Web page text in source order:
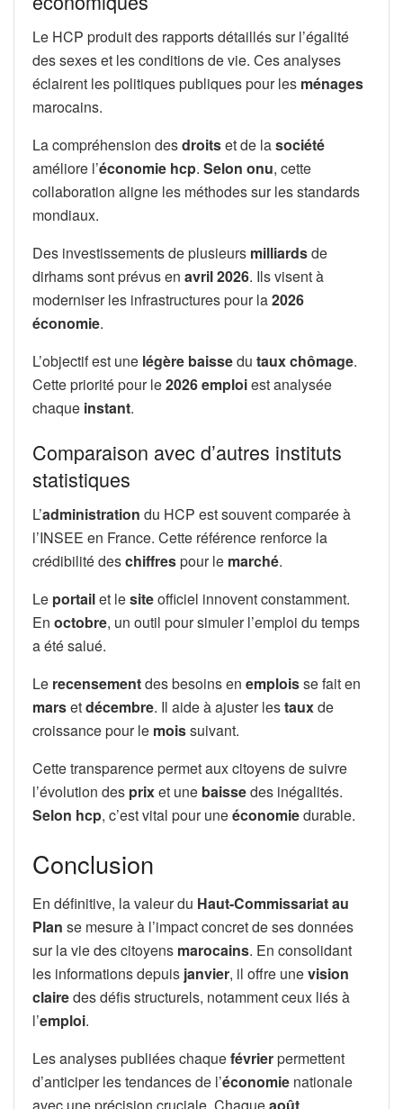
Le HCP produit des rapports détaillés sur l’égalité
des sexes et les conditions de vie. Ces analyses
éclairent les politiques publiques pour les ménages
marocains.
La compréhension desdroitset de lasociété
améliore l’économie hcp. Selon onu, cette
collaboration aligne les méthodes sur les standards
mondiaux.
Des investissements de plusieurs milliardsde
dirhams sont prévus en avril 2026. Ils visent à
moderniser les infrastructures pour la2026
économie.
L’objectif est une légère baissedu taux chômage.
Cette priorité pour le2026 emploiest analysée
chaque instant.
Comparaison avec d’autres instituts
statistiques
L’administration du HCP est souvent comparée à
l’INSEE en France. Cette référence renforce la
crédibilité deschiffrespour le marché.
Le portailet lesiteofficiel innovent constamment.
En octobre, un outil pour simuler l’emploi du temps
a été salué.
Le recensementdes besoins en emploisse fait en
marsetdécembre. Il aide à ajuster lestauxde
croissance pour le moissuivant.
Cette transparence permet aux citoyens de suivre
l’évolution des prixet une baissedes inégalités.
Selon hcp, c’est vital pour uneéconomiedurable.
Conclusion
En définitive, la valeur du Haut-Commissariat au
Plan se mesure à l’impact concret de ses données
sur la vie des citoyens marocains. En consolidant
les informations depuis janvier, il offre unevision
clairedes défis structurels, notamment ceux liés à
l’emploi.
Les analyses publiées chaquefévrierpermettent
d’anticiper les tendances de l’économie nationale